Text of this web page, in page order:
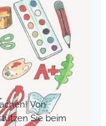
Von
Sie beim